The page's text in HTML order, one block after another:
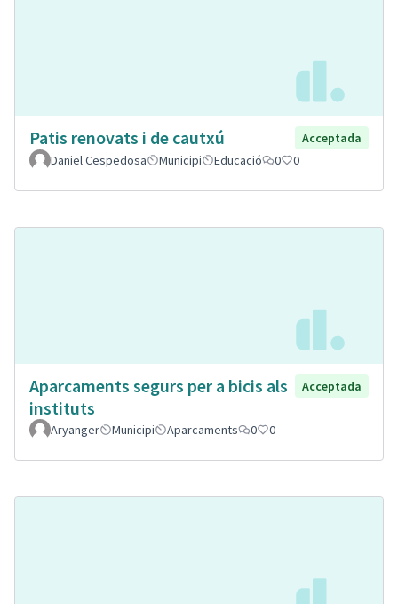
Patis renovats i de cautxú
Acceptada
Daniel Cespedosa
Municipi Educació 0 0
Aparcaments segurs per a bicis als
instituts
Acceptada
Aryanger Municipi Aparcaments 0 0